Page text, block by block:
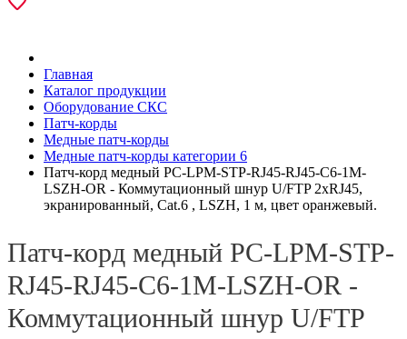
Главная
Каталог продукции
Оборудование СКС
Патч-корды
Медные патч-корды
Медные патч-корды категории 6
Патч-корд медный PC-LPM-STP-RJ45-RJ45-C6-1M-
LSZH-OR - Коммутационный шнур U/FTP 2xRJ45,
экранированный, Cat.6 , LSZH, 1 м, цвет оранжевый.
Патч-корд медный PC-LPM-STP-
RJ45-RJ45-C6-1M-LSZH-OR -
Коммутационный шнур U/FTP